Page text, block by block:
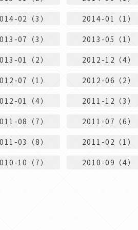
02（3） 2014-01（1）
07（3） 2013-05（1）
01（2） 2012-12（4）
07（1） 2012-06（2）
01（4） 2011-12（3）
08（7） 2011-07（6）
03（8） 2011-02（1）
10（7） 2010-09（4）